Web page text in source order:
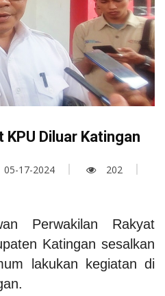
KPU Diluar Katingan
05-17-2024
202
Perwakilan Rakyat
Katingan sesalkan
lakukan kegiatan di